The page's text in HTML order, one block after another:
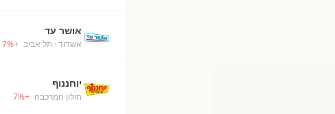
אושר עד
אשדוד · תל אביב +
7%
יוחננוף
חולון המרכבה +
7%